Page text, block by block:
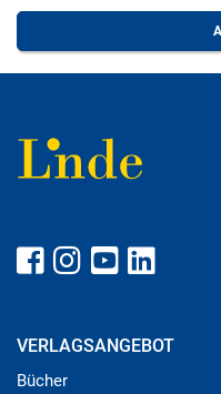
VERLAGSANGEBOT
Bücher